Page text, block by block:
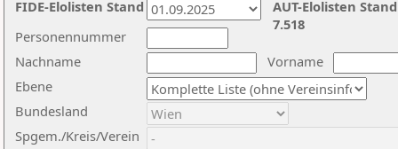
Nachname
Vorname
Ebene
Personennummer
Bundesland
Spgem./Kreis/Verein
AUT-Elolisten
7.518
FIDE-Elolisten Stand